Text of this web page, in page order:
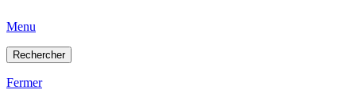
Menu
Rechercher
Fermer